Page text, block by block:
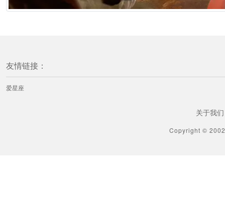
友情链接：
爱星座
关于我们
Copyright ©